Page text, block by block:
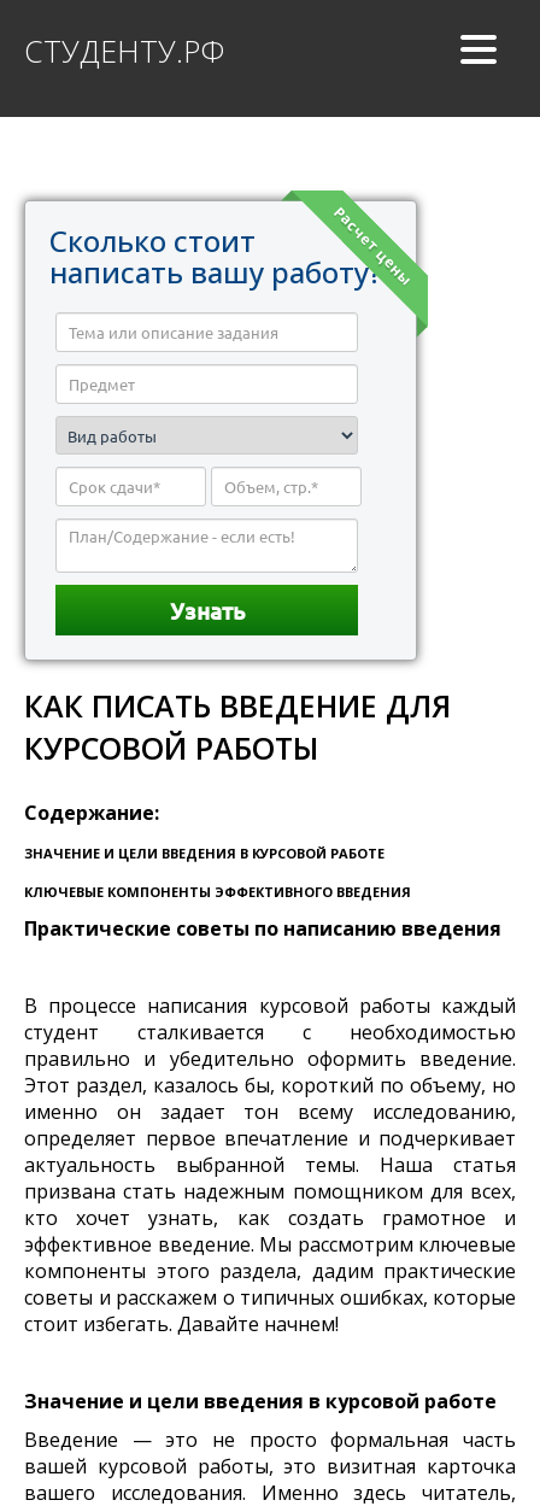
СТУДЕНТУ.РФ
Расчет цены
Сколько стоит
написать вашу работу?
КАК ПИСАТЬ ВВЕДЕНИЕ ДЛЯ
КУРСОВОЙ РАБОТЫ
Содержание:
ЗНАЧЕНИЕ И ЦЕЛИ ВВЕДЕНИЯ В КУРСОВОЙ РАБОТЕ
КЛЮЧЕВЫЕ КОМПОНЕНТЫ ЭФФЕКТИВНОГО ВВЕДЕНИЯ
Практические советы по написанию введения
В процессе написания курсовой работы каждый
студент сталкивается с необходимостью
правильно и убедительно оформить введение.
Этот раздел, казалось бы, короткий по объему, но
именно он задает тон всему исследованию,
определяет первое впечатление и подчеркивает
актуальность выбранной темы. Наша статья
призвана стать надежным помощником для всех,
кто хочет узнать, как создать грамотное и
эффективное введение. Мы рассмотрим ключевые
компоненты этого раздела, дадим практические
советы и расскажем о типичных ошибках, которые
стоит избегать. Давайте начнем!
Значение и цели введения в курсовой работе
Введение — это не просто формальная часть
вашей курсовой работы, это визитная карточка
вашего исследования. Именно здесь читатель,